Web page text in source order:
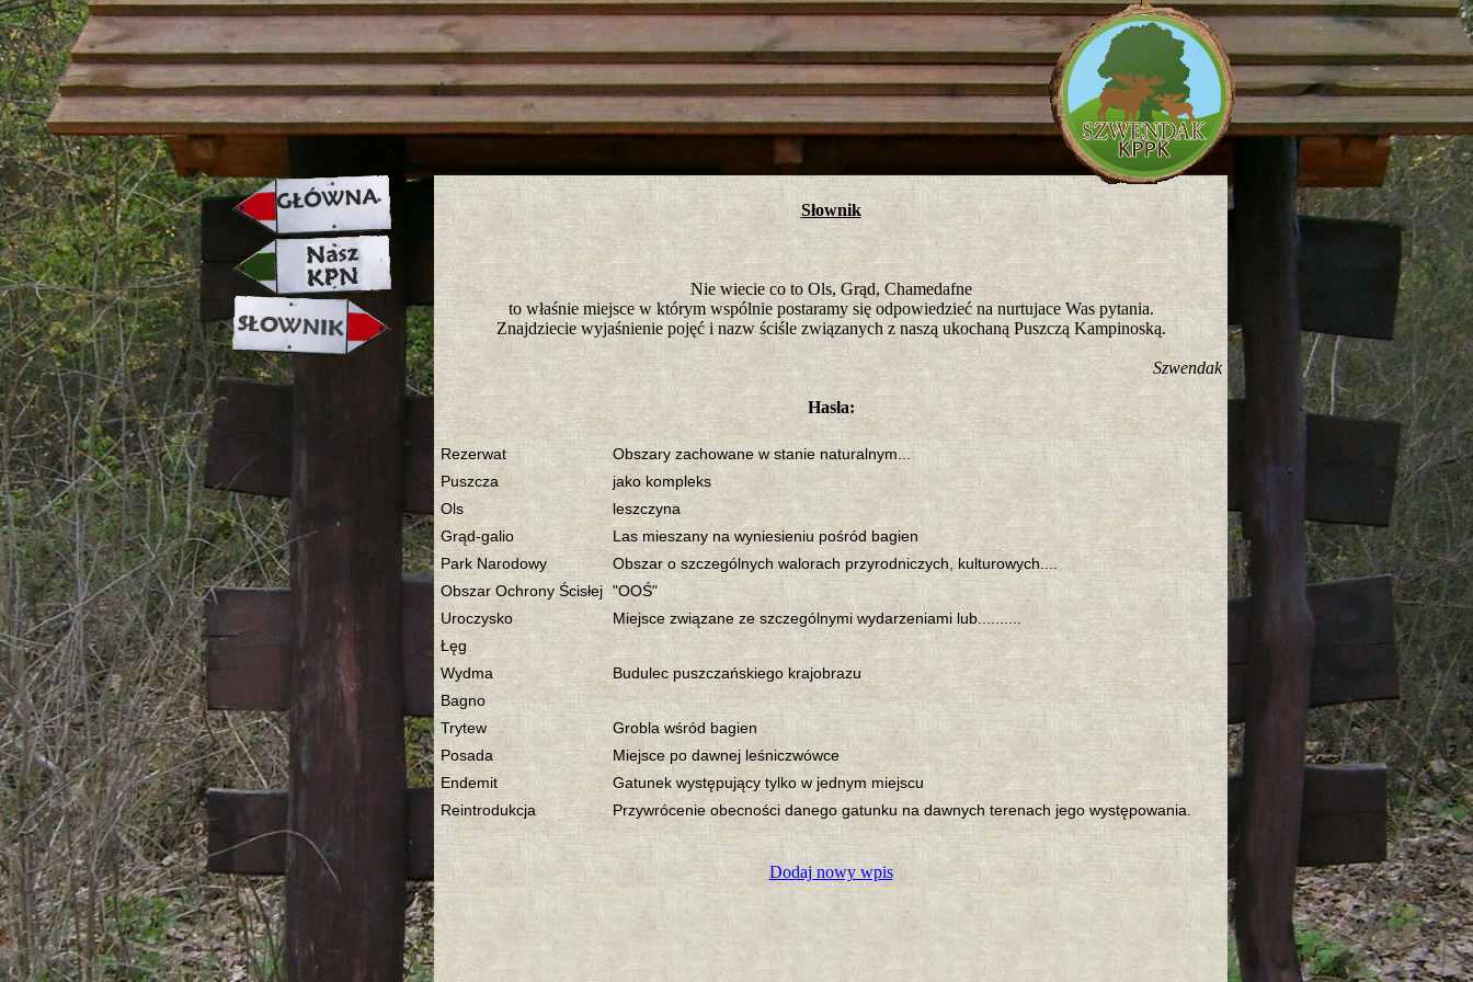
strona w naprawie zapraszamy jutro ;)
Słownik
Nie wiecie co to Ols, Grąd, Chamedafne
to właśnie miejsce w którym wspólnie postaramy się odpowiedzieć na nurtujace Was pytania.
Znajdziecie wyjaśnienie pojęć i nazw ściśle związanych z naszą ukochaną Puszczą Kampinoską.
Szwendak
Hasła:
Rezerwat
Obszary zachowane w stanie naturalnym...
Puszcza
jako kompleks
Ols
leszczyna
Grąd-galio
Las mieszany na wyniesieniu pośród bagien
Park Narodowy
Obszar o szczególnych walorach przyrodniczych, kulturowych....
Obszar Ochrony Ścisłej "OOŚ"
Uroczysko
Miejsce związane ze szczególnymi wydarzeniami lub..........
Łęg
Wydma
Budulec puszczańskiego krajobrazu
Bagno
Trytew
Grobla wśród bagien
Posada
Miejsce po dawnej leśniczwówce
Endemit
Gatunek występujący tylko w jednym miejscu
Reintrodukcja
Przywrócenie obecności danego gatunku na dawnych terenach jego występowania.
Dodaj nowy wpis